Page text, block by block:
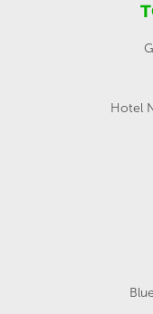
Hotel